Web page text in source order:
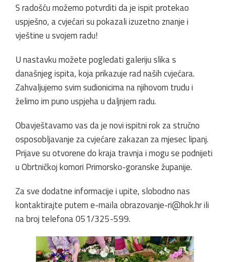
S radošću možemo potvrditi da je ispit protekao
uspješno, a cvjećari su pokazali izuzetno znanje i
vještine u svojem radu!
U nastavku možete pogledati galeriju slika s
današnjeg ispita, koja prikazuje rad naših cvjećara.
Zahvaljujemo svim sudionicima na njihovom trudu i
želimo im puno uspjeha u daljnjem radu.
Obavještavamo vas da je novi ispitni rok za stručno
osposobljavanje za cvjećare zakazan za mjesec lipanj.
Prijave su otvorene do kraja travnja i mogu se podnijeti
u Obrtničkoj komori Primorsko-goranske županije.
Za sve dodatne informacije i upite, slobodno nas
kontaktirajte putem e-mailaobrazovanje-ri@hok.hrili
na broj telefona 051/325-599.